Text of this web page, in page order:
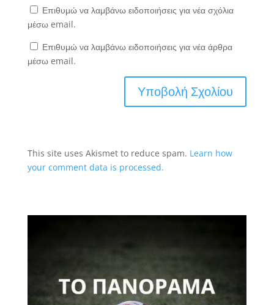
Επιθυμώ να λαμβάνω ειδοποιήσεις για νέα σχόλια
μέσω email.
Επιθυμώ να λαμβάνω ειδοποιήσεις για νέα άρθρα
μέσω email.
This site uses Akismet to reduce spam. Learn how
your comment data is processed.